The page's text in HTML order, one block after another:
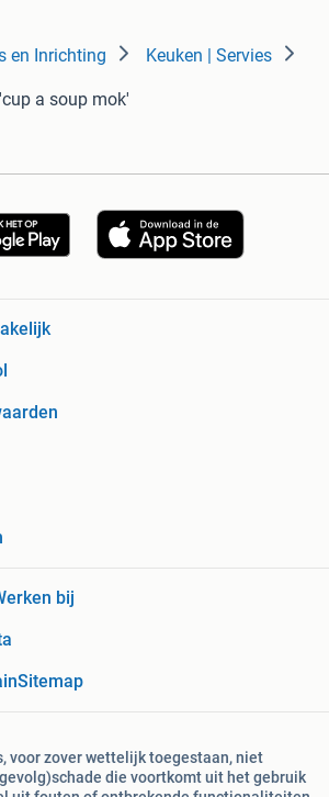
en Inrichting Keuken | Servies
a soup mok'
bij
Sitemap
voor zover wettelijk toegestaan, niet
die voortkomt uit het gebruik